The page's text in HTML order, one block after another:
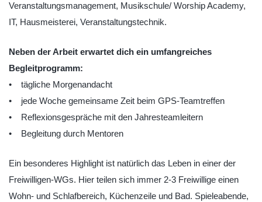
Veranstaltungsmanagement, Musikschule/ Worship Academy,
IT, Hausmeisterei, Veranstaltungstechnik.
Neben der Arbeit erwartet dich ein umfangreiches
Begleitprogramm:
• tägliche Morgenandacht
• jede Woche gemeinsame Zeit beim GPS-Teamtreffen
• Reflexionsgespräche mit den Jahresteamleitern
• Begleitung durch Mentoren
Ein besonderes Highlight ist natürlich das Leben in einer der
Freiwilligen-WGs. Hier teilen sich immer 2-3 Freiwillige einen
Wohn- und Schlafbereich, Küchenzeile und Bad. Spieleabende,